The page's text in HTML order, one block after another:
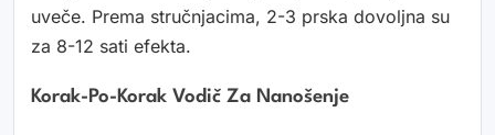
uveče. Prema stručnjacima, 2-3 prska dovoljna su
za 8-12 sati efekta.
Korak-Po-Korak Vodič Za Nanošenje